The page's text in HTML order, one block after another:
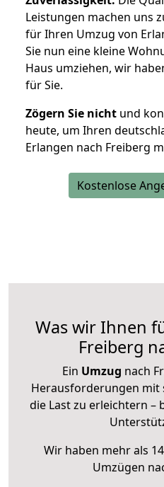
Leistungen machen uns
für Ihren Umzug von
Sie nun eine kleine
Haus umziehen, wir
für Sie.
Zögern Sie nicht und
heute, um Ihren
Erlangen nach Freiberg
Kostenlose
Was wir Ihnen
Freiberg
Ein Umzug nach
Herausforderungen mit
die Last zu erleichtern –
Wir haben mehr als
Umzügen